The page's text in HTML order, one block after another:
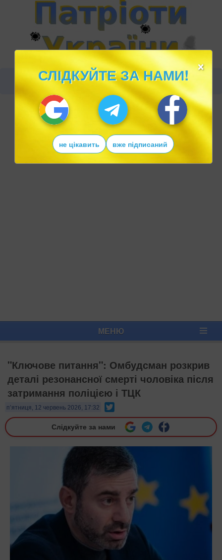
МЕНЮ
"Ключове питання": Омбудсман розкрив
деталі резонансної смерті чоловіка після
затримання поліцією і ТЦК
п’ятниця, 12 червень 2026, 17:32
Слідкуйте за нами
×
СЛІДКУЙТЕ ЗА НАМИ!
не цікавить вже підписаний